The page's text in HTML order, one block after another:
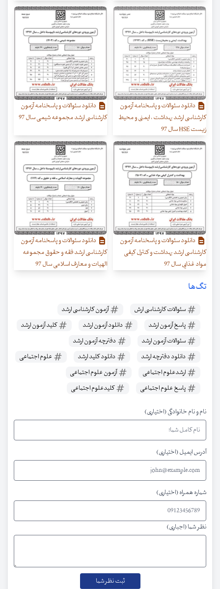
دانلود سئوالات و پاسخنامه آزمون
کارشناسی ارشد بهداشت ، ایمنی و محیط
زیست HSE سال 97
دانلود سئوالات و پاسخنامه آزمون
کارشناسی ارشد مجموعه شیمی سال 97
دانلود سئوالات و پاسخنامه آزمون
کارشناسی ارشد بهداشت و کنترل کیفی
مواد غذایی سال 97
دانلود سئوالات و پاسخنامه آزمون
کارشناسی ارشد فقه و حقوق مجموعه
الهیات و معارف اسلامی سال 97
تگ‌ها
سئوالات کارشناسی ارش
آزمون کارشناسی ارشد
پاسخ آزمون ارشد
دانلود آزمون ارشد
کلید آزمون ارشد
سئوالات آزمون ارشد
دفترچه آزمون ارشد
دانلود دفترچه ارشد
دانلود کلید ارشد
علوم اجتماعی
ارشدعلوم اجتماعی
آزمون علوم اجتماعی
پاسخ علوم اجتماعی
کلیدعلوم اجتماعی
نام و نام خانوادگی (اختیاری)
آدرس ایمیل (اختیاری)
شماره همراه (اختیاری)
نظر شما (اجباری)